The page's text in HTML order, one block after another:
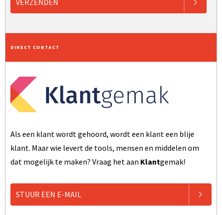
VERZENDEN
DIRECT CONTACT
Als een klant wordt gehoord, wordt een klant een blije
klant. Maar wie levert de tools, mensen en middelen om
dat mogelijk te maken? Vraag het aan Klantgemak!
STUUR EEN E-MAIL